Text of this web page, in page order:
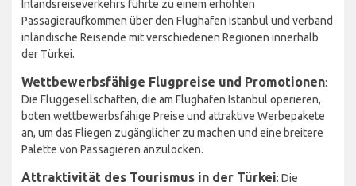
Inlandsreiseverkehrs führte zu einem erhöhten
Passagieraufkommen über den Flughafen Istanbul und verband
inländische Reisende mit verschiedenen Regionen innerhalb
der Türkei.
Wettbewerbsfähige Flugpreise und Promotionen:
Die Fluggesellschaften, die am Flughafen Istanbul operieren,
boten wettbewerbsfähige Preise und attraktive Werbepakete
an, um das Fliegen zugänglicher zu machen und eine breitere
Palette von Passagieren anzulocken.
Attraktivität des Tourismus in der Türkei: Die